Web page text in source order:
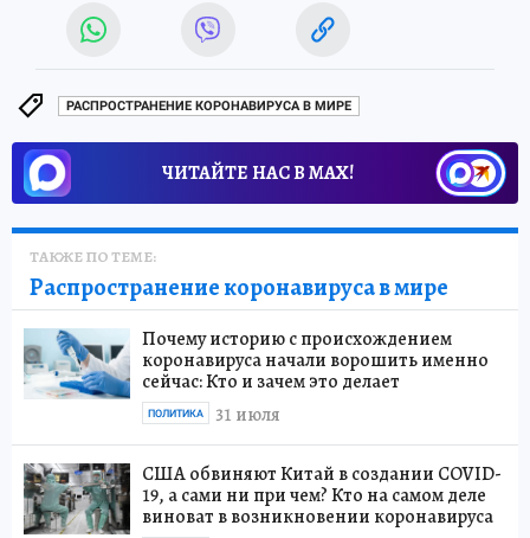
РАСПРОСТРАНЕНИЕ КОРОНАВИРУСА В МИРЕ
ЧИТАЙТЕ НАС В МАХ!
ТАКЖЕ ПО ТЕМЕ:
Распространение коронавируса в мире
Почему историю с происхождением
коронавируса начали ворошить именно
сейчас: Кто и зачем это делает
31 июля
ПОЛИТИКА
США обвиняют Китай в создании COVID-
19, а сами ни при чем? Кто на самом деле
виноват в возникновении коронавируса